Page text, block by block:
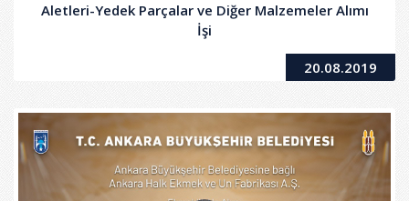
Aletleri-Yedek Parçalar ve Diğer Malzemeler Alımı
İşi
20.08.2019